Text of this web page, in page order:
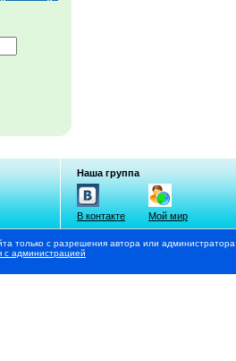
Наша группа
В контакте Мой мир
только с разрешения автора или
с администрацией